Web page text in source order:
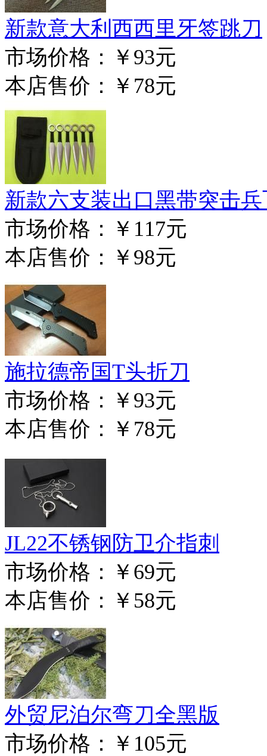
新款意大利西西里牙签跳刀
市场价格： ￥93元
本店售价： ￥78元
新款六支装出口黑带突击
市场价格： ￥117元
本店售价： ￥98元
施拉德帝国T头折刀
市场价格： ￥93元
本店售价： ￥78元
JL22不锈钢防卫介指刺
市场价格： ￥69元
本店售价： ￥58元
外贸尼泊尔弯刀全黑版
市场价格： ￥105元